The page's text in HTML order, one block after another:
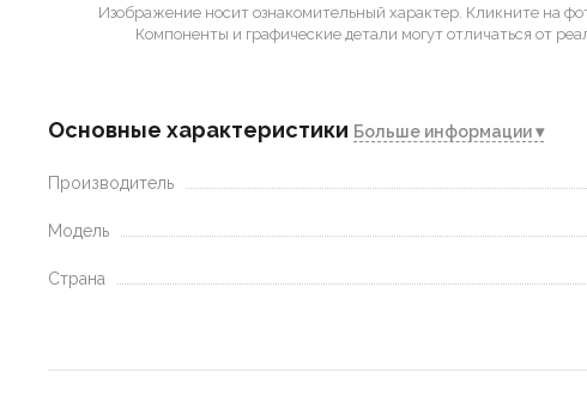
Изображение носит ознакомительный характер. Кликните на
Компоненты и графические детали могут отличаться от
Основные характеристики Больше информации ▾
Производитель
Модель
Страна